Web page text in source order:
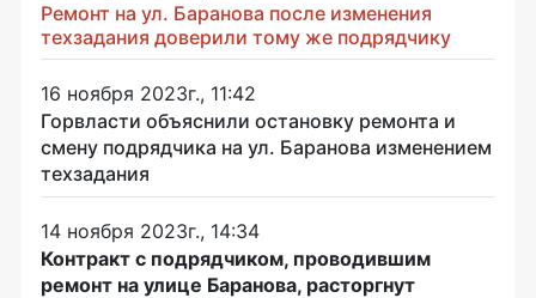
Ремонт на ул. Баранова после изменения
техзадания доверили тому же подрядчику
16 ноября 2023г., 11:42
Горвласти объяснили остановку ремонта и
смену подрядчика на ул. Баранова изменением
техзадания
14 ноября 2023г., 14:34
Контракт с подрядчиком, проводившим
ремонт на улице Баранова, расторгнут